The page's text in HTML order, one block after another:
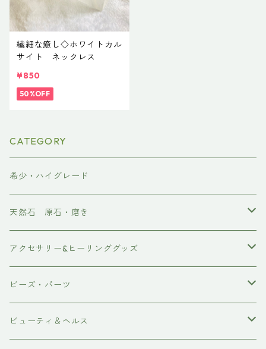
繊細な癒し◇ホワイトカル
サイト ネックレス
¥850
50%OFF
CATEGORY
希少・ハイグレード
天然石 原石・磨き
原石
ポイント
磨き
アクセサリー&ヒーリンググッズ
ブレスレット
ネックレス・ペンダント
ビーズ・パーツ
天然石ビーズ
ビューティ＆ヘルス